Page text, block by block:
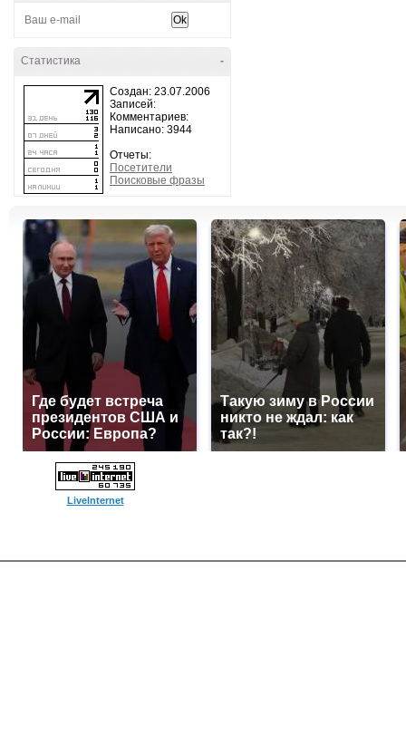
-
Статистика
Создан: 23.07.2006
Записей:
Комментариев:
Написано: 3944
Отчеты:
Посетители
Поисковые фразы
Где будет встреча
президентов США и
России: Европа?
Такую зиму в России
никто не ждал: как
так?!
LiveInternet